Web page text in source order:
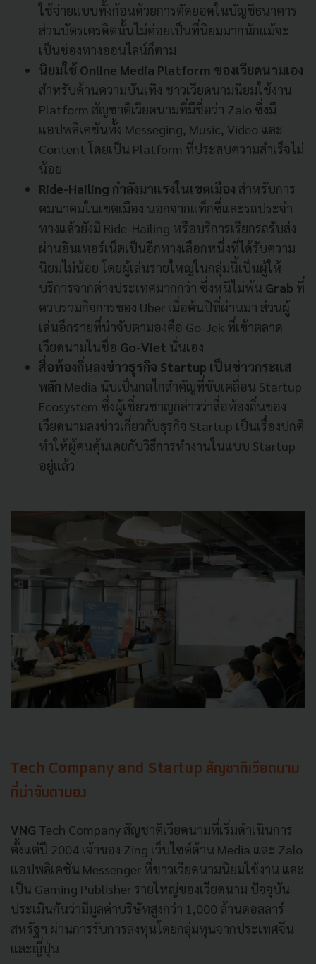
ใช้จ่ายแบบทั้งก้อนด้วยการตัดยอดในบัญชีธนาคาร
ส่วนบัตรเครดิตนั้นไม่ค่อยเป็นที่นิยมมากนักแม้จะ
เป็นช่องทางออนไลน์ก็ตาม
นิยมใช้ Online Media Platform ของเวียดนามเอง
สำหรับด้านความบันเทิง ชาวเวียดนามนิยมใช้งาน
Platform สัญชาติเวียดนามที่มีชื่อว่า Zalo ซึ่งมี
แอปพลิเคชันทั้ง Messeging, Music, Video และ
Content โดยเป็น Platform ที่ประสบความสำเร็จไม่
น้อย
Ride-Hailing กำลังมาแรงในเขตเมือง สำหรับการ
คมนาคมในเขตเมือง นอกจากแท็กซี่และรถประจำ
ทางแล้วยังมี Ride-Hailing หรือบริการเรียกรถรับส่ง
ผ่านอินเทอร์เน็ตเป็นอีกทางเลือกหนึ่งที่ได้รับความ
นิยมไม่น้อย โดยผู้เล่นรายใหญ่ในกลุ่มนี้เป็นผู้ให้
บริการจากต่างประเทศมากกว่า ซึ่งหนีไม่พ้น Grab ที่
ควบรวมกิจการของ Uber เมื่อต้นปีที่ผ่านมา ส่วนผู้
เล่นอีกรายที่น่าจับตามองคือ Go-Jek ที่เข้าตลาด
เวียดนามในชื่อ Go-Viet นั่นเอง
สื่อท้องถิ่นลงข่าวธุรกิจ Startup เป็นข่าวกระแส
หลัก Media นับเป็นกลไกสำคัญที่ขับเคลื่อน Startup
Ecosystem ซึ่งผู้เชี่ยวชาญกล่าวว่าสื่อท้องถิ่นของ
เวียดนามลงข่าวเกี่ยวกับธุรกิจ Startup เป็นเรื่องปกติ
ทำให้ผู้คนคุ้นเคยกับวิธีการทำงานในแบบ Startup
อยู่แล้ว
Tech Company and Startup สัญชาติเวียดนาม
ที่น่าจับตามอง
VNG Tech Company สัญชาติเวียดนามที่เริ่มดำเนินการ
ตั้งแต่ปี 2004 เจ้าของ Zing เว็บไซต์ด้าน Media และ Zalo
แอปพลิเคชัน Messenger ที่ชาวเวียดนามนิยมใช้งาน และ
เป็น Gaming Publisher รายใหญ่ของเวียดนาม ปัจจุบัน
ประเมินกันว่ามีมูลค่าบริษัทสูงกว่า 1,000 ล้านดอลลาร์
สหรัฐฯ ผ่านการรับการลงทุนโดยกลุ่มทุนจากประเทศจีน
และญี่ปุ่น